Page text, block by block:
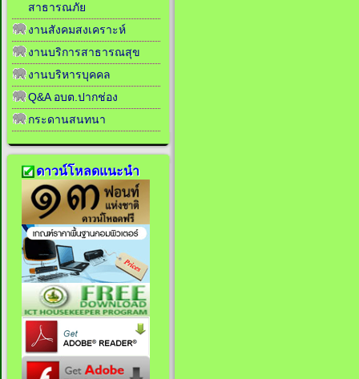
สาธารณภัย
งานสังคมสงเคราะห์
งานบริการสาธารณสุข
งานบริหารบุคคล
Q&A อบต.ปากช่อง
กระดานสนทนา
ดาวน์โหลดแนะนำ